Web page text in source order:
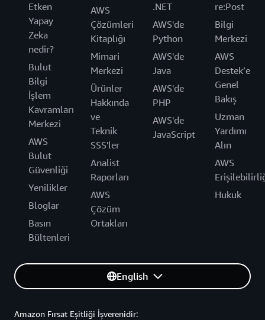
Etken
Yapay
Zeka
nedir?
Bulut
Bilgi
İşlem
Kavramları
Merkezi
AWS
Bulut
Güvenliği
Yenilikler
Bloglar
Basın
Bültenleri
AWS
Çözümleri
Kitaplığı
Mimari
Merkezi
Ürünler
Hakkında
ve
Teknik
SSS'ler
Analist
Raporları
AWS
Çözüm
Ortakları
.NET
AWS'de
Python
AWS'de
Java
AWS'de
PHP
AWS'de
JavaScript
re:Post
Bilgi
Merkezi
AWS
Destek’e
Genel
Bakış
Uzman
Yardımı
Alın
AWS
Hukuk
English
Amazon Fırsat Eşitliği İşverenidir: